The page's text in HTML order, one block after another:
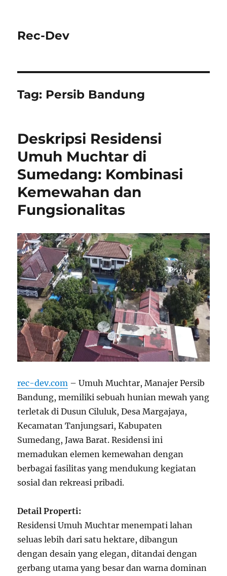
Rec-Dev
Tag: Persib Bandung
Deskripsi Residensi
Umuh Muchtar di
Sumedang: Kombinasi
Kemewahan dan
Fungsionalitas
rec-dev.com – Umuh Muchtar, Manajer Persib
Bandung, memiliki sebuah hunian mewah yang
terletak di Dusun Ciluluk, Desa Margajaya,
Kecamatan Tanjungsari, Kabupaten
Sumedang, Jawa Barat. Residensi ini
memadukan elemen kemewahan dengan
berbagai fasilitas yang mendukung kegiatan
sosial dan rekreasi pribadi.
Detail Properti:
Residensi Umuh Muchtar menempati lahan
seluas lebih dari satu hektare, dibangun
dengan desain yang elegan, ditandai dengan
gerbang utama yang besar dan warna dominan